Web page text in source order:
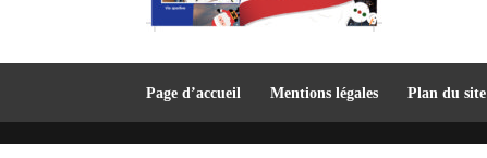
Page d’accueil Mentions légales Plan du site